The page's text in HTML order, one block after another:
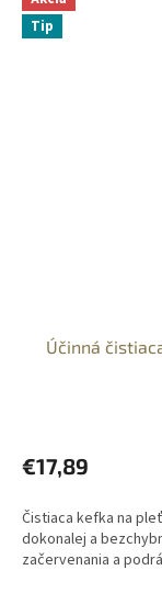
Tip
Účinná
€17,89
Čistiaca kefka na
dokonalej a
začervenania a